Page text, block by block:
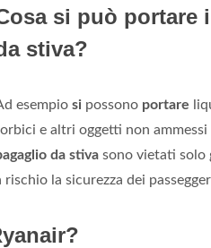
si può portare
stiva?
esempio si possono portare
e altri oggetti non ammessi
da stiva sono vietati solo
rischio la sicurezza dei